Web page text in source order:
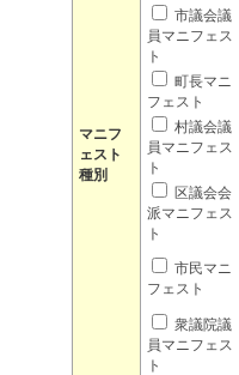
マニフ
ェスト
種別
市議会議
員マニフェス
ト
町長マニ
フェスト
村議会議
員マニフェス
ト
区議会会
派マニフェス
ト
市民マニ
フェスト
衆議院議
員マニフェス
ト